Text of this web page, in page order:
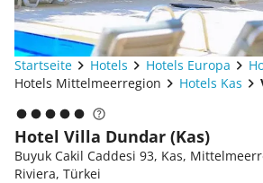
Startseite Hotels Hotels Europa
Hotels Mittelmeerregion
Hotels Kas
Hotel Villa Dundar (Kas)
Buyuk Cakil Caddesi 93, Kas,
Riviera, Türkei